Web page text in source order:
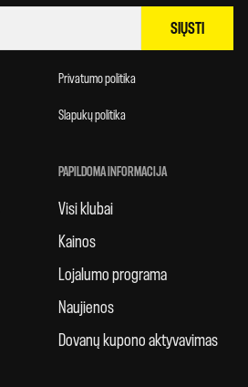
SIŲSTI
Privatumo politika
Slapukų politika
PAPILDOMA INFORMACIJA
Visi klubai
Kainos
Lojalumo programa
Naujienos
Dovanų kupono aktyvavimas